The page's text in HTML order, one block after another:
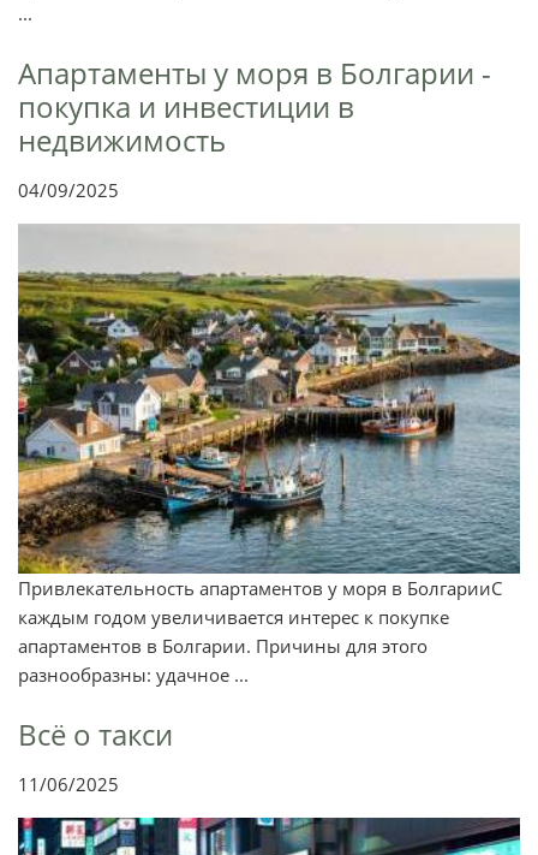
...
Апартаменты у моря в Болгарии -
покупка и инвестиции в
недвижимость
04/09/2025
Привлекательность апартаментов у моря в БолгарииС
каждым годом увеличивается интерес к покупке
апартаментов в Болгарии. Причины для этого
разнообразны: удачное ...
Всё о такси
11/06/2025